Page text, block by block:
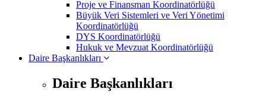
Proje ve Finansman Koordinatörlüğü
Büyük Veri Sistemleri ve Veri Yönetimi
Koordinatörlüğü
DYS Koordinatörlüğü
Hukuk ve Mevzuat Koordinatörlüğü
Daire Başkanlıkları
Daire Başkanlıkları